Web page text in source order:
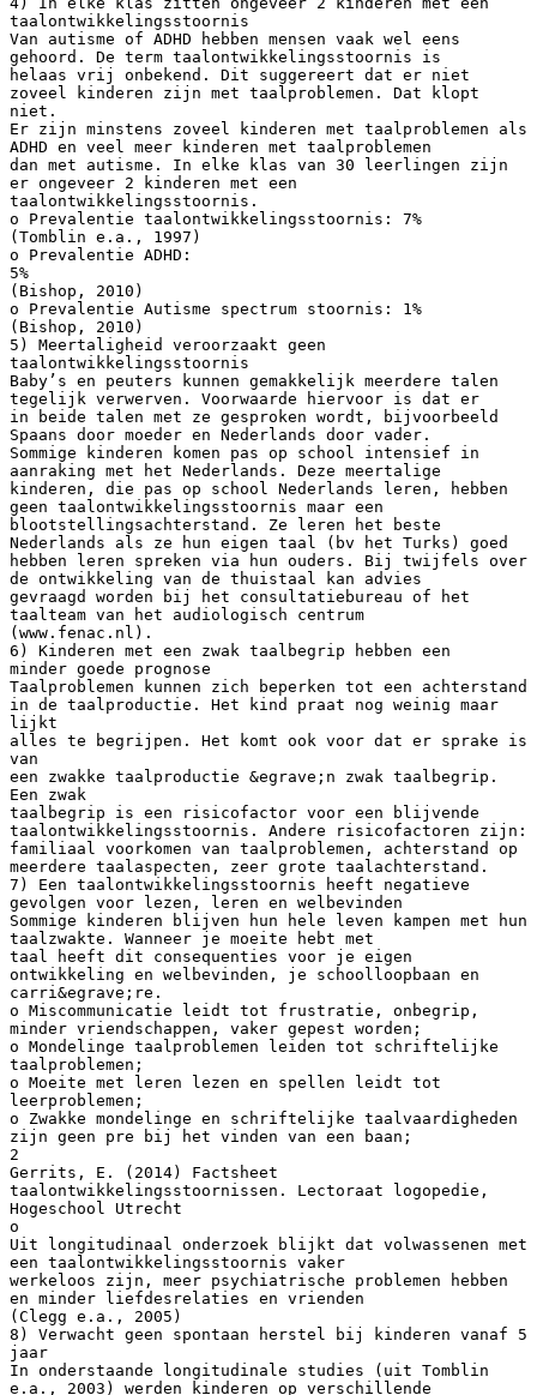
taalontwikkelingsstoornis
Van autisme of ADHD hebben mensen vaak wel eens
gehoord. De term taalontwikkelingsstoornis is
helaas vrij onbekend. Dit suggereert dat er niet
zoveel kinderen zijn met taalproblemen. Dat klopt
niet.
Er zijn minstens zoveel kinderen met taalproblemen als
ADHD en veel meer kinderen met taalproblemen
dan met autisme. In elke klas van 30 leerlingen zijn
er ongeveer 2 kinderen met een
taalontwikkelingsstoornis.
o Prevalentie taalontwikkelingsstoornis: 7%
(Tomblin e.a., 1997)
o Prevalentie ADHD:
5%
(Bishop, 2010)
o Prevalentie Autisme spectrum stoornis: 1%
(Bishop, 2010)
5) Meertaligheid veroorzaakt geen
taalontwikkelingsstoornis
Baby’s en peuters kunnen gemakkelijk meerdere talen
tegelijk verwerven. Voorwaarde hiervoor is dat er
in beide talen met ze gesproken wordt, bijvoorbeeld
Spaans door moeder en Nederlands door vader.
Sommige kinderen komen pas op school intensief in
aanraking met het Nederlands. Deze meertalige
kinderen, die pas op school Nederlands leren, hebben
geen taalontwikkelingsstoornis maar een
blootstellingsachterstand. Ze leren het beste
Nederlands als ze hun eigen taal (bv het Turks) goed
hebben leren spreken via hun ouders. Bij twijfels over
de ontwikkeling van de thuistaal kan advies
gevraagd worden bij het consultatiebureau of het
taalteam van het audiologisch centrum
(www.fenac.nl).
6) Kinderen met een zwak taalbegrip hebben een
minder goede prognose
Taalproblemen kunnen zich beperken tot een achterstand
in de taalproductie. Het kind praat nog weinig maar
lijkt
alles te begrijpen. Het komt ook voor dat er sprake is
van
een zwakke taalproductie &egrave;n zwak taalbegrip.
Een zwak
taalbegrip is een risicofactor voor een blijvende
taalontwikkelingsstoornis. Andere risicofactoren zijn:
familiaal voorkomen van taalproblemen, achterstand op
meerdere taalaspecten, zeer grote taalachterstand.
7) Een taalontwikkelingsstoornis heeft negatieve
gevolgen voor lezen, leren en welbevinden
Sommige kinderen blijven hun hele leven kampen met hun
taalzwakte. Wanneer je moeite hebt met
taal heeft dit consequenties voor je eigen
ontwikkeling en welbevinden, je schoolloopbaan en
carri&egrave;re.
o Miscommunicatie leidt tot frustratie, onbegrip,
minder vriendschappen, vaker gepest worden;
o Mondelinge taalproblemen leiden tot schriftelijke
taalproblemen;
o Moeite met leren lezen en spellen leidt tot
leerproblemen;
o Zwakke mondelinge en schriftelijke taalvaardigheden
zijn geen pre bij het vinden van een baan;
2
Gerrits, E. (2014) Factsheet
taalontwikkelingsstoornissen. Lectoraat logopedie,
Hogeschool Utrecht
o
Uit longitudinaal onderzoek blijkt dat volwassenen met
een taalontwikkelingsstoornis vaker
werkeloos zijn, meer psychiatrische problemen hebben
en minder liefdesrelaties en vrienden
(Clegg e.a., 2005)
8) Verwacht geen spontaan herstel bij kinderen vanaf 5
jaar
In onderstaande longitudinale studies (uit Tomblin
e.a., 2003) werden kinderen op verschillende